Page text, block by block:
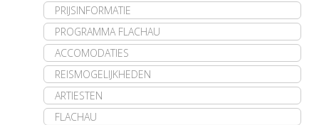
PRIJSINFORMATIE
PROGRAMMA FLACHAU
ACCOMODATIES
REISMOGELIJKHEDEN
ARTIESTEN
FLACHAU